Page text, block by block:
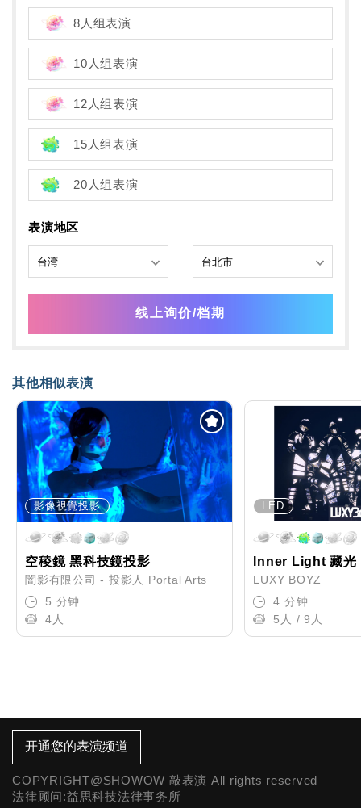
8人组表演
10人组表演
12人组表演
15人组表演
20人组表演
表演地区
线上询价/档期
其他相似表演
影像視覺投影
空稜鏡 黑科技鏡投影
闇影有限公司 - 投影人 Portal Arts
5 分钟
4人
LED
Inner Light 藏光
LUXY BOYZ
4 分钟
5人 / 9人
开通您的表演频道
COPYRIGHT@SHOWOW 敲表演 All rights reserved
法律顾问:益思科技法律事务所